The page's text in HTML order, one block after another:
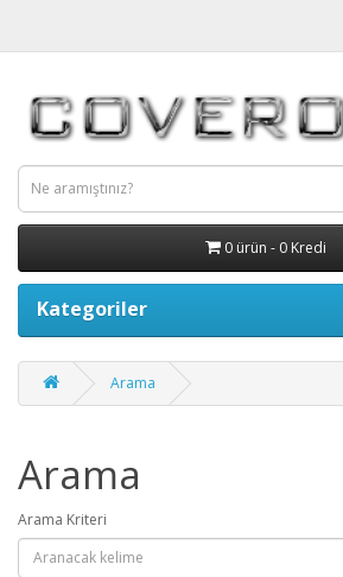
0 ürün - 0 Kredi
Kategoriler
Arama
Arama
Arama Kriteri